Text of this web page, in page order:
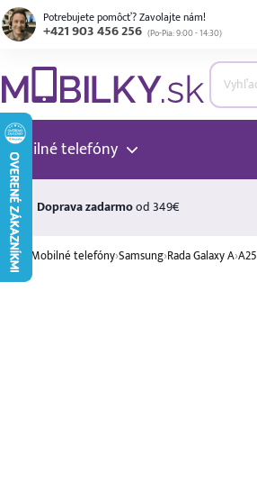
Potrebujete pomôcť? Zavolajte nám!
+421 903 456 256 (Po-Pia: 9:00 - 14:30)
Mobilné telefóny
Doprava zadarmood 349€
Mobilné telefóny›Samsung›Rada Galaxy A›A25